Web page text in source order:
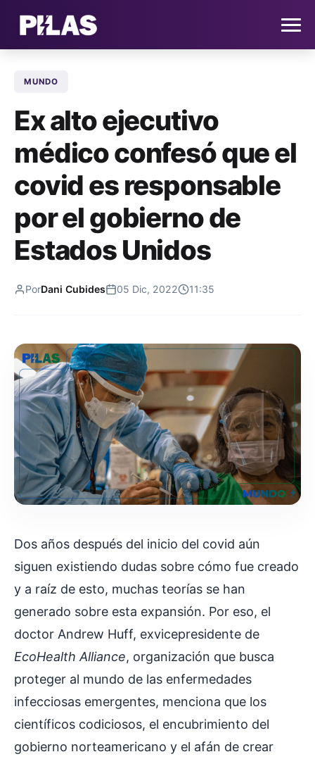
NOTICIAS
QUIÉNES SOMOS
CONTACTO
SUSCRÍBETE
MUNDO
Ex alto ejecutivo
médico confesó que el
covid es responsable
por el gobierno de
Estados Unidos
PorDani Cubides 05 Dic, 2022 11:35
Dos años después del inicio del covid aún
siguen existiendo dudas sobre cómo fue creado
y a raíz de esto, muchas teorías se han
generado sobre esta expansión. Por eso, el
doctor Andrew Huff, exvicepresidente de
EcoHealth Alliance, organización que busca
proteger al mundo de las enfermedades
infecciosas emergentes, menciona que los
científicos codiciosos, el encubrimiento del
gobierno norteamericano y el afán de crear